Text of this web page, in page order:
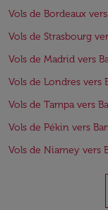
Vols de Bordeaux
Vols de Strasbourg
Vols de Madrid vers
Vols de Londres vers
Vols de Tampa vers
Vols de Pékin vers
Vols de Niamey vers